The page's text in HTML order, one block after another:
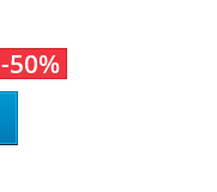
-50%